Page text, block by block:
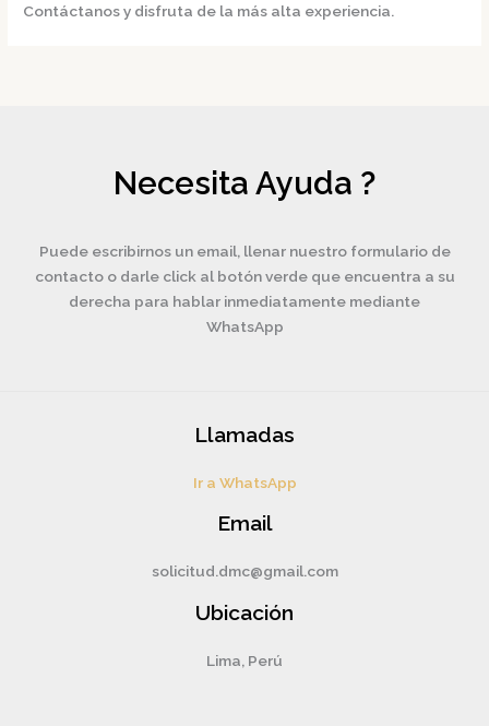
Contáctanos y disfruta de la más alta experiencia.
Necesita Ayuda ?
Puede escribirnos un email, llenar nuestro formulario de
contacto o darle click al botón verde que encuentra a su
derecha para hablar inmediatamente mediante
WhatsApp
Llamadas
Ir a WhatsApp
Email
solicitud.dmc@gmail.com
Ubicación
Lima, Perú